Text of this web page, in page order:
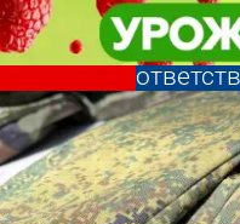
За
Общество За
Общество
Другие
по теме
Погода
валют